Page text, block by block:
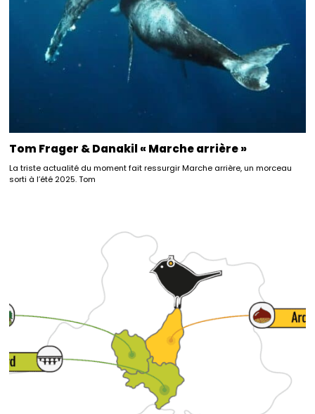
Tom Frager & Danakil « Marche arrière »
La triste actualité du moment fait ressurgir Marche arrière, un morceau
sorti à l’été 2025. Tom